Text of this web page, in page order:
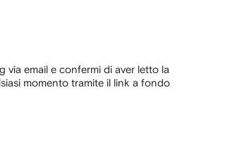
via email e confermi di aver letto la
momento tramite il link a fondo